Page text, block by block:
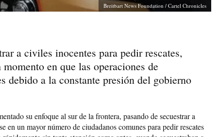
Breitbart News Foundation / Cartel Chronicles
a civiles inocentes para pedir rescates,
en que las operaciones de
debido a la constante presión del gobierno
su enfoque al sur de la frontera, pasando de secuestrar a
en un mayor número de ciudadanos comunes para pedir rescates